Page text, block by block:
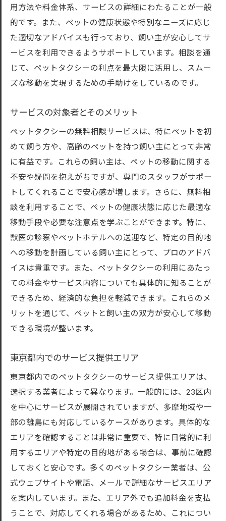
初心者向け無料相談サービスの特徴
初めて利用する際の注意点
ペットのストレス軽減方法のアドバイス
無料相談で学べるポイントとは
初めての利用者におすすめのサービス
ペットタクシー無料相談サービスを活用して安
安心の移動を実現する無料相談の利点
ペットの健康管理と移動の安全性
ペットタクシー利用時のトラブル回避方法
無料相談での安全確認事項
ペットと飼い主の安心を考えたサービス
無料相談を通じて安心の移動を確保する方
法
東京都のペットタクシー無料相談で知っておく
べきポイント
相談前に準備しておくべき情報
相談時に聞くべき重要な質問
サービス選定のための確認事項
相談後のフォローアップを確認
東京都内の相談場所と時間帯
ペットタクシーの無料相談サービスで移動の悩
みを解決
移動時のトラブル事例と解決策
ペットの移動時のストレスを軽減する方法
飼い主の不安を取り除くための無料相談活
用術
用方法や料金体系、サービスの詳細にわたることが一般
的です。また、ペットの健康状態や特別なニーズに応じ
た適切なアドバイスも行っており、飼い主が安心してサ
ービスを利用できるようサポートしています。相談を通
じて、ペットタクシーの利点を最大限に活用し、スムー
ズな移動を実現するための手助けをしているのです。
サービスの対象者とそのメリット
ペットタクシーの無料相談サービスは、特にペットを初
めて飼う方や、高齢のペットを持つ飼い主にとって非常
に有益です。これらの飼い主は、ペットの移動に関する
不安や疑問を抱えがちですが、専門のスタッフがサポー
トしてくれることで安心感が増します。さらに、無料相
談を利用することで、ペットの健康状態に応じた最適な
移動手段や必要な注意点を学ぶことができます。特に、
獣医の診察やペットホテルへの送迎など、特定の目的地
への移動を計画している飼い主にとって、プロのアドバ
イスは貴重です。また、ペットタクシーの利用にあたっ
ての料金やサービス内容についても具体的に知ることが
できるため、経済的な負担を軽減できます。これらのメ
リットを通じて、ペットと飼い主の双方が安心して移動
できる環境が整います。
東京都内でのサービス提供エリア
東京都内でのペットタクシーのサービス提供エリアは、
選択する業者によって異なります。一般的には、23区内
を中心にサービスが展開されていますが、多摩地域や一
部の離島にも対応しているケースがあります。具体的な
エリアを確認することは非常に重要で、特に日常的に利
用するエリアや特定の目的地がある場合は、事前に確認
しておくと安心です。多くのペットタクシー業者は、公
式ウェブサイトや電話、メールで詳細なサービスエリア
を案内しています。また、エリア外でも追加料金を支払
うことで、対応してくれる場合があるため、これについ